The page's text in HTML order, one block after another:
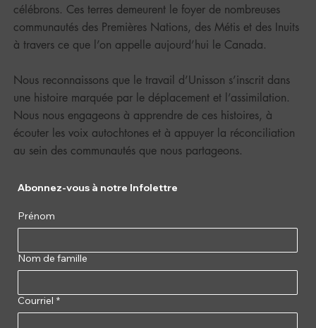
célébrons. Ces terres demeurent le foyer de nombreuses
communautés des Premières Nations, des Métis et des Inuits
à travers ce que l’on appelle aujourd’hui le Canada.
Nous reconnaissons que le travail d’Unisson s’inscrit dans
une histoire marquée par le déplacement et l’assimilation.
Nous nous engageons à apprendre de ces histoires, à
écouter les voix autochtones et à appuyer la réconciliation
au sein des communautés que nous partageons.
Abonnez-vous à notre Infolettre
Prénom
Nom de famille
Courriel *